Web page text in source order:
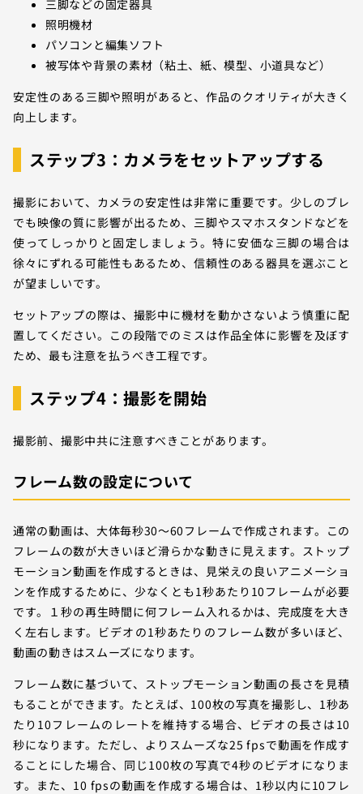
三脚などの固定器具
照明機材
パソコンと編集ソフト
被写体や背景の素材（粘土、紙、模型、小道具など）
安定性のある三脚や照明があると、作品のクオリティが大きく
向上します。
ステップ3：カメラをセットアップする
撮影において、カメラの安定性は非常に重要です。少しのブレ
でも映像の質に影響が出るため、三脚やスマホスタンドなどを
使ってしっかりと固定しましょう。特に安価な三脚の場合は
徐々にずれる可能性もあるため、信頼性のある器具を選ぶこと
が望ましいです。
セットアップの際は、撮影中に機材を動かさないよう慎重に配
置してください。この段階でのミスは作品全体に影響を及ぼす
ため、最も注意を払うべき工程です。
ステップ4：撮影を開始
撮影前、撮影中共に注意すべきことがあります。
フレーム数の設定について
通常の動画は、大体毎秒30〜60フレームで作成されます。この
フレームの数が大きいほど滑らかな動きに見えます。ストップ
モーション動画を作成するときは、見栄えの良いアニメーショ
ンを作成するために、少なくとも1秒あたり10フレームが必要
です。１秒の再生時間に何フレーム入れるかは、完成度を大き
く左右します。ビデオの1秒あたりのフレーム数が多いほど、
動画の動きはスムーズになります。
フレーム数に基づいて、ストップモーション動画の長さを見積
もることができます。たとえば、100枚の写真を撮影し、1秒あ
たり10フレームのレートを維持する場合、ビデオの長さは10
秒になります。ただし、よりスムーズな25 fpsで動画を作成す
ることにした場合、同じ100枚の写真で4秒のビデオになりま
す。また、10 fpsの動画を作成する場合は、1秒以内に10フレ